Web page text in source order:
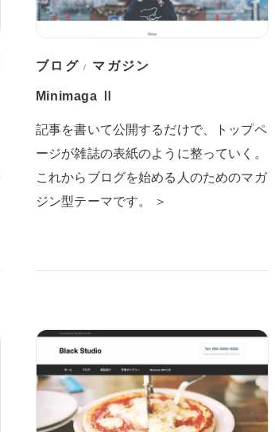
ブログ / マガジン
Minimaga Ⅱ
記事を書いて公開するだけで、トップペ
ージが雑誌の表紙のように整っていく。
これからブログを始める人のためのマガ
ジン型テーマです。 ＞